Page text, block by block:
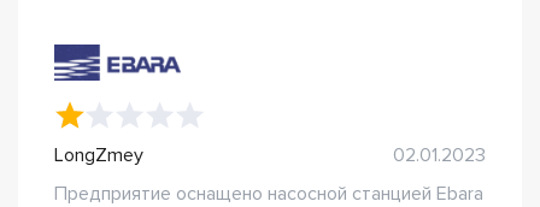
LongZmey
02.01.2023
Предприятие оснащено насосной станцией Ebara